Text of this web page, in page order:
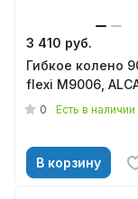
3 410 руб.
Гибкое колено
flexi M9006,
0 Есть в наличии
В корзину